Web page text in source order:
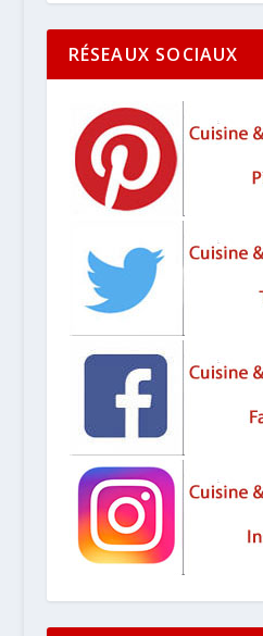
RÉSEAUX SOCIAUX